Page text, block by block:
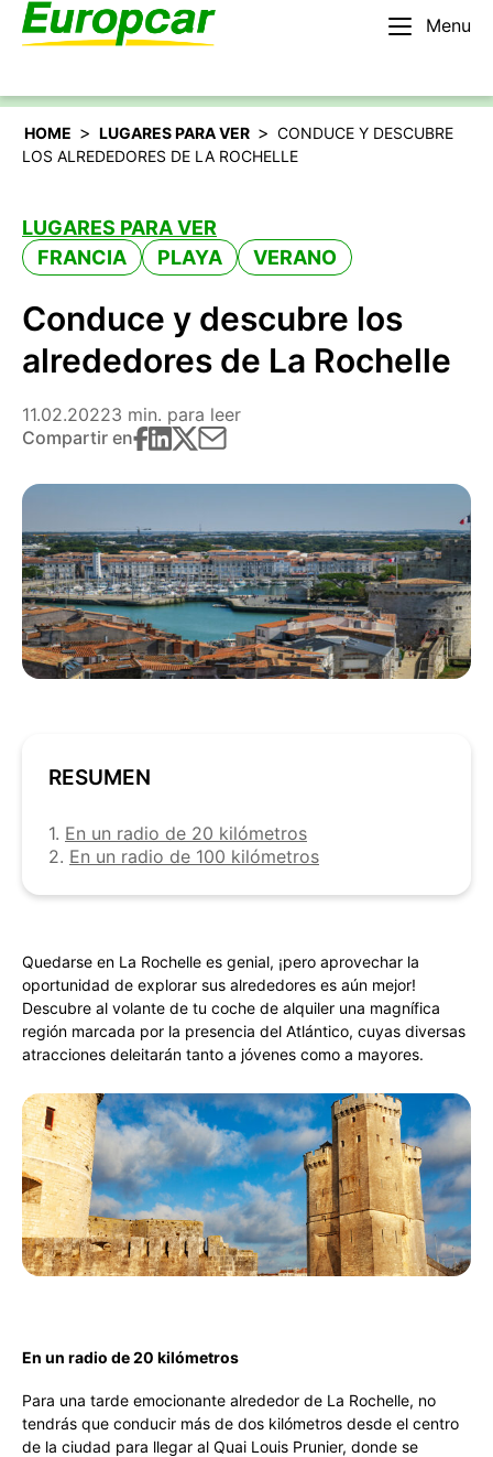
Menu
Español
HOME > LUGARES PARA VER > CONDUCE Y DESCUBRE
LOS ALREDEDORES DE LA ROCHELLE
LUGARES PARA VER
FRANCIA
PLAYA VERANO
Conduce y descubre los
alrededores de La Rochelle
11.02.20223 min. para leer
Compartir en
RESUMEN
1. En un radio de 20 kilómetros
2. En un radio de 100 kilómetros
Quedarse en La Rochelle es genial, ¡pero aprovechar la
oportunidad de explorar sus alrededores es aún mejor!
Descubre al volante de tu coche de alquiler una magnífica
región marcada por la presencia del Atlántico, cuyas diversas
atracciones deleitarán tanto a jóvenes como a mayores.
En un radio de 20 kilómetros
Para una tarde emocionante alrededor de La Rochelle, no
tendrás que conducir más de dos kilómetros desde el centro
de la ciudad para llegar al Quai Louis Prunier, donde se